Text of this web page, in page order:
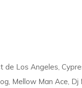
de Los Angeles,
Mellow Man Ace, Dj